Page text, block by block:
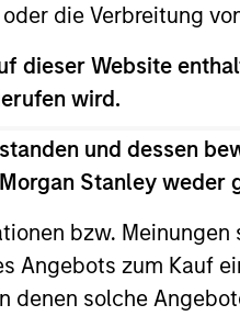
die Verbreitung
dieser Website
wird.
und dessen
Stanley
bzw.
Angebots zum Kauf
denen solche
Equity
Middle
style